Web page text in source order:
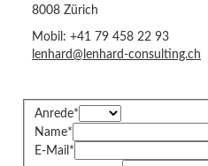
8008 Zürich
Mobil: +41 79 458 22 93
lenhard@lenhard-consulting.ch
Anrede*
Name*
E-Mail *